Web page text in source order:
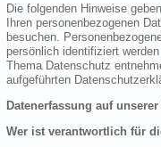
Die folgenden Hinweise
Ihren personenbezogenen
besuchen.
persönlich identifiziert
Thema Datenschutz
aufgeführten
Datenerfassung auf
Wer ist verantwortlich für